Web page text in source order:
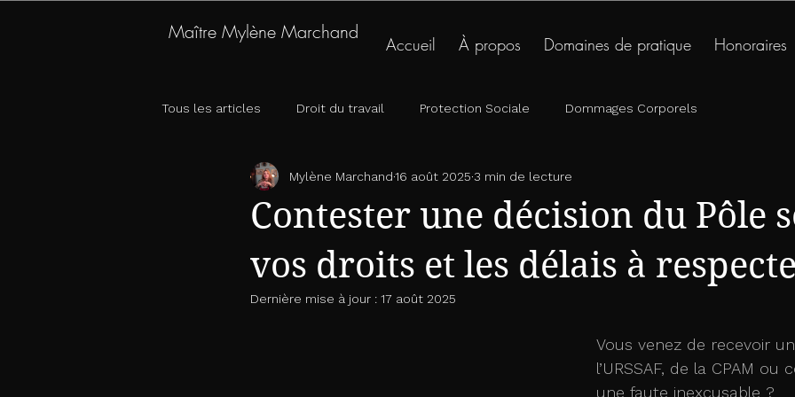
Maître Mylène Marchand
Accueil À propos Domaines de pratique Honoraires
Tous les articles Droit du travail Protection Sociale Dommages Corporels
Contester une décision du Pôle
vos droits et les délais à
Mylène Marchand16 août 2025 3 min de lecture
Dernière mise à jour : 17 août 2025
Vous venez de recevoir
l’URSSAF, de la CPAM ou
une faute inexcusable ?